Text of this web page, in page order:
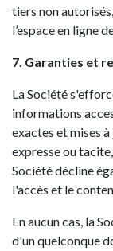
tiers non
l’espace en ligne
7. Garanties et
La Société
informations
exactes et mises
expresse ou
Société décline
l'accès et le
En aucun cas, la
d'un quelconque